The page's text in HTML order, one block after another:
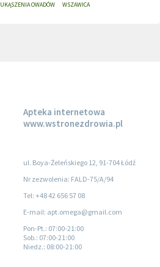
UKĄSZENIA OWADÓW WSZAWICA
Apteka internetowa
www.wstronezdrowia.pl
ul. Boya-Żeleńskiego 12, 91-704 Łódź
Nr zezwolenia: FALD-75/A/94
Tel: +48 42 656 57 08
E-mail: apt.omega@gmail.com
Pon-Pt.: 07:00-21:00
Sob.: 07:00-21:00
Niedz.: 08:00-21:00